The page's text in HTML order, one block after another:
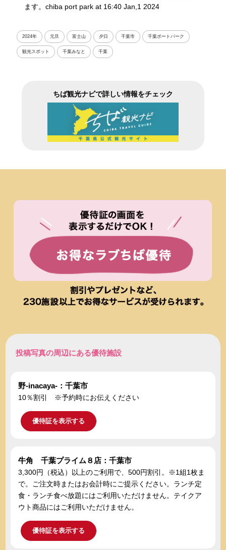
ます。chiba port park at 16:40 Jan,1 2024
2024年 元旦 富士山 夕日 千葉市 千葉ポートパーク
観光スポット 千葉みなと 千葉
ちば観光ナビで詳しい情報をチェック
投稿写真の周辺にある優待施設
野-inacaya-：千葉市
10％割引 ※予約時にお伝えください
優待証を表示する
牛角 千葉プライム８店：千葉市
3,300円（税込）以上のご利用で、500円割引。※1組1枚ま
で。ご注文時またはお会計時にご提示ください。ランチ定
食・ランチ食べ放題にはご利用いただけません。テイクア
ウト商品にはご利用いただけません。
優待証を表示する